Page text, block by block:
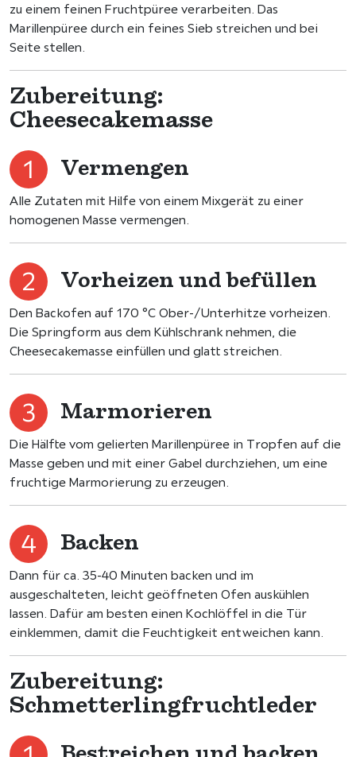
zu einem feinen Fruchtpüree verarbeiten. Das
Marillenpüree durch ein feines Sieb streichen und bei
Seite stellen.
Zubereitung:
Cheesecakemasse
Vermengen
Alle Zutaten mit Hilfe von einem Mixgerät zu einer
homogenen Masse vermengen.
Vorheizen und befüllen
Den Backofen auf 170 °C Ober-/Unterhitze vorheizen.
Die Springform aus dem Kühlschrank nehmen, die
Cheesecakemasse einfüllen und glatt streichen.
Marmorieren
Die Hälfte vom gelierten Marillenpüree in Tropfen auf die
Masse geben und mit einer Gabel durchziehen, um eine
fruchtige Marmorierung zu erzeugen.
Backen
Dann für ca. 35-40 Minuten backen und im
ausgeschalteten, leicht geöffneten Ofen auskühlen
lassen. Dafür am besten einen Kochlöffel in die Tür
einklemmen, damit die Feuchtigkeit entweichen kann.
Zubereitung:
Schmetterlingfruchtleder